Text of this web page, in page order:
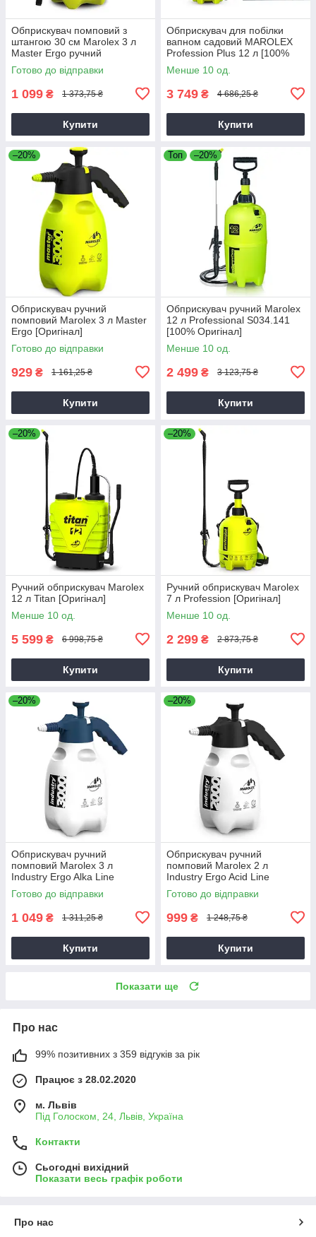
Обприскувач помповий з
штангою 30 см Marolex 3 л
Master Ergo ручний
[Оригінал]
Готово до відправки
1 099 ₴ 1 373,75 ₴
Купити
Обприскувач для побілки
вапном садовий MAROLEX
Profession Plus 12 л [100%
Оригінал]
Менше 10 од.
3 749 ₴ 4 686,25 ₴
Купити
–20%
Обприскувач ручний
помповий Marolex 3 л Master
Ergo [Оригінал]
Готово до відправки
929 ₴ 1 161,25 ₴
Купити
Топ –20%
Обприскувач ручний Marolex
12 л Professional S034.141
[100% Оригінал]
Менше 10 од.
2 499 ₴ 3 123,75 ₴
Купити
–20%
Ручний обприскувач Marolex
12 л Titan [Оригінал]
Менше 10 од.
5 599 ₴ 6 998,75 ₴
Купити
–20%
Ручний обприскувач Marolex
7 л Profession [Оригінал]
Менше 10 од.
2 299 ₴ 2 873,75 ₴
Купити
–20%
Обприскувач ручний
помповий Marolex 3 л
Industry Ergo Alka Line
[Оригінал]
Готово до відправки
1 049 ₴ 1 311,25 ₴
Купити
–20%
Обприскувач ручний
помповий Marolex 2 л
Industry Ergo Acid Line
[Оригінал]
Готово до відправки
999 ₴ 1 248,75 ₴
Купити
Показати ще
Про нас
99% позитивних з 359 відгуків за рік
Працює з 28.02.2020
м. Львів
Під Голоском, 24, Львів, Україна
Контакти
Сьогодні вихідний
Показати весь графік роботи
Про нас